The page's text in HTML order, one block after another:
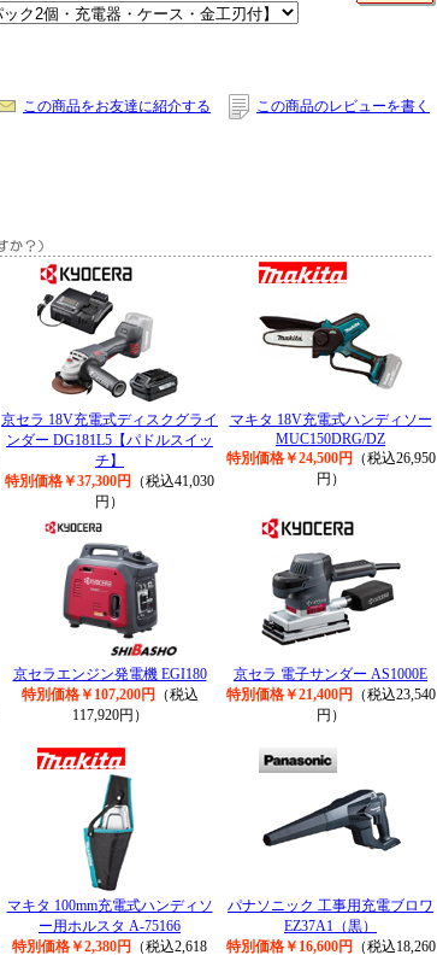
この商品をお友達に紹介する この商品のレビューを書く
京セラ 18V充電式ディスクグライ
ンダー DG181L5【パドルスイッ
チ】
特別価格￥37,300円
（税込41,030
円）
マキタ 18V充電式ハンディソー
MUC150DRG/DZ
特別価格￥24,500円
（税込26,950
円）
京セラエンジン発電機 EGI180
特別価格￥107,200円
（税込
117,920円）
京セラ 電子サンダー AS1000E
特別価格￥21,400円
（税込23,540
円）
マキタ 100mm充電式ハンディソ
ー用ホルスタ A-75166
特別価格￥2,380円
（税込2,618
パナソニック 工事用充電ブロワ
EZ37A1（黒）
特別価格￥16,600円
（税込18,260